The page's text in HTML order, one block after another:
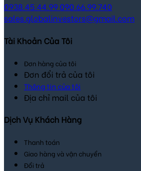
0938.45.44.99090.66.99.740
sales.globalinvestors@gmail.com
Tài Khoản Của Tôi
Đơn hàng của tôi
Đơn đổi trả của tôi
Thông tin của tôi
Địa chỉ mail của tôi
Dịch Vụ Khách Hàng
Thanh toán
Giao hàng và vận chuyển
Đổi trả